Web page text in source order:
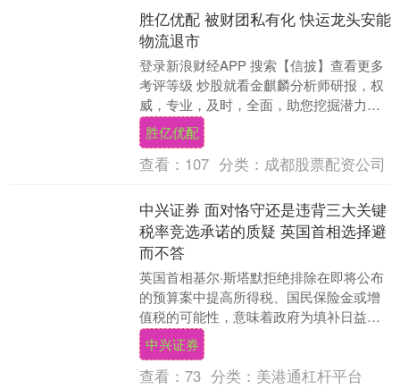
胜亿优配 被财团私有化 快运龙头安能
物流退市
登录新浪财经APP 搜索【信披】查看更多
考评等级 炒股就看金麒麟分析师研报，权
威，专业，及时，全面，助您挖掘潜力主
题机会！ 来源：北京商报 上市四年，安能
物流选....
胜亿优配
查看： 107 分类： 成都股票配资公司
中兴证券 面对恪守还是违背三大关键
税率竞选承诺的质疑 英国首相选择避
而不答
英国首相基尔·斯塔默拒绝排除在即将公布
的预算案中提高所得税、国民保险金或增
值税的可能性，意味着政府为填补日益扩
大的财政缺口可能会违背其竞选承诺。 当
保守党领袖K....
中兴证券
查看： 73 分类： 美港通杠杆平台